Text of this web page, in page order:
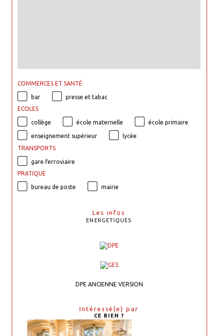
COMMERCES ET SANTÉ
bar
presse et tabac
ECOLES
collège école maternelle école primaire
enseignement supérieur
lycée
TRANSPORTS
gare ferroviaire
PRATIQUE
bureau de poste mairie
Les infos
ENERGETIQUES
DPE ANCIENNE VERSION
Intéressé(e) par
CE BIEN ?